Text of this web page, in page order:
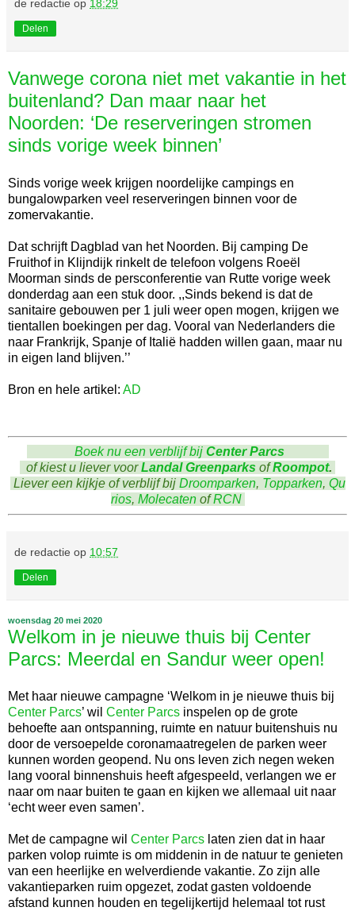
de redactie op 18:29
Delen
Vanwege corona niet met vakantie in het
buitenland? Dan maar naar het
Noorden: ‘De reserveringen stromen
sinds vorige week binnen’
Sinds vorige week krijgen noordelijke campings en
bungalowparken veel reserveringen binnen voor de
zomervakantie.
Dat schrijft Dagblad van het Noorden. Bij camping De
Fruithof in Klijndijk rinkelt de telefoon volgens Roeël
Moorman sinds de persconferentie van Rutte vorige week
donderdag aan een stuk door. ,,Sinds bekend is dat de
sanitaire gebouwen per 1 juli weer open mogen, krijgen we
tientallen boekingen per dag. Vooral van Nederlanders die
naar Frankrijk, Spanje of Italië hadden willen gaan, maar nu
in eigen land blijven.’’
Bron en hele artikel: AD
Boek nu een verblijf bij Center Parcs
of kiest u liever voorLandal Greenparks ofRoompot.
Liever een kijkje of verblijf bij Droomparken, Topparken, Qu
rios, MolecatenofRCN
de redactie op 10:57
Delen
woensdag 20 mei 2020
Welkom in je nieuwe thuis bij Center
Parcs: Meerdal en Sandur weer open!
Met haar nieuwe campagne ‘Welkom in je nieuwe thuis bij
Center Parcs’ wil Center Parcs inspelen op de grote
behoefte aan ontspanning, ruimte en natuur buitenshuis nu
door de versoepelde coronamaatregelen de parken weer
kunnen worden geopend. Nu ons leven zich negen weken
lang vooral binnenshuis heeft afgespeeld, verlangen we er
naar om naar buiten te gaan en kijken we allemaal uit naar
‘echt weer even samen’.
Met de campagne wil Center Parcs laten zien dat in haar
parken volop ruimte is om middenin in de natuur te genieten
van een heerlijke en welverdiende vakantie. Zo zijn alle
vakantieparken ruim opgezet, zodat gasten voldoende
afstand kunnen houden en tegelijkertijd helemaal tot rust